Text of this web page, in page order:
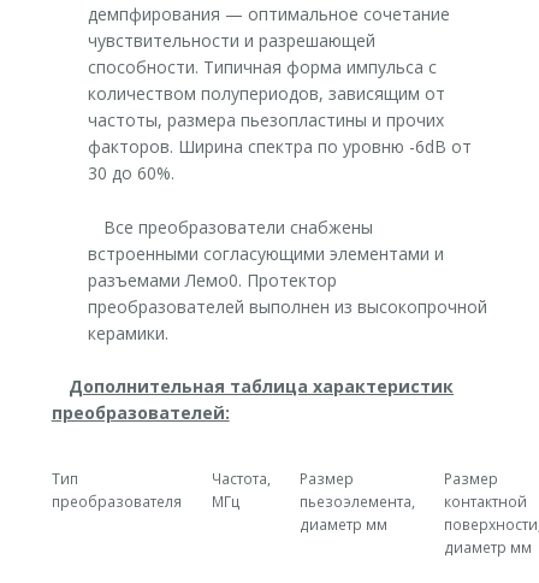
демпфирования — оптимальное сочетание
чувствительности и разрешающей
способности. Типичная форма импульса с
количеством полупериодов, зависящим от
частоты, размера пьезопластины и прочих
факторов. Ширина спектра по уровню -6dB от
30 до 60%.
Все преобразователи снабжены
встроенными согласующими элементами и
разъемами Лемо0. Протектор
преобразователей выполнен из высокопрочной
керамики.
Дополнительная таблица характеристик
преобразователей:
Тип
преобразователя
Частота,
МГц
Размер
пьезоэлемента,
диаметр мм
Размер
контактной
диаметр мм